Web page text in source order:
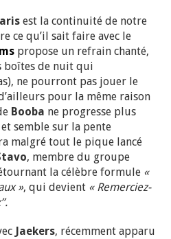
est la continuité de notre
ce qu’il sait faire avec le
propose un refrain chanté,
boîtes de nuit qui
ne pourront pas jouer le
pour la même raison
Booba ne progresse plus
semble sur la pente
malgré tout le pique lancé
, membre du groupe
la célèbre formule «
», qui devient « Remerciez-
Jaekers, récemment apparu